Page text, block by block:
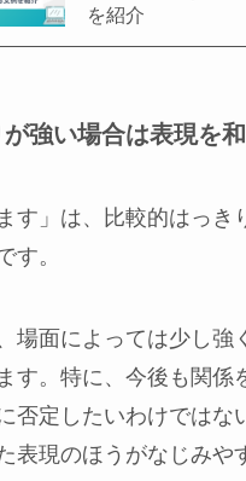
を紹介
強い場合は表現を
す」は、比較的はっき
す。
場面によっては少し強
す。特に、今後も関係
否定したいわけではな
表現のほうがなじみや